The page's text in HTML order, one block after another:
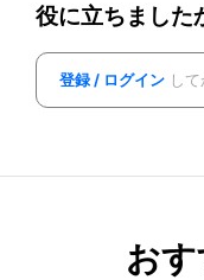
役に立ちました
登録 / ログイン し
お